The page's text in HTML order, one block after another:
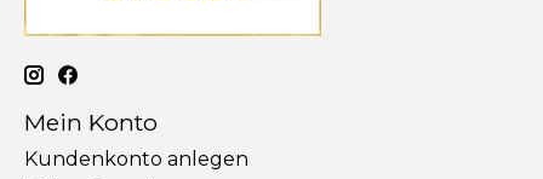
Mein Konto
Kundenkonto anlegen